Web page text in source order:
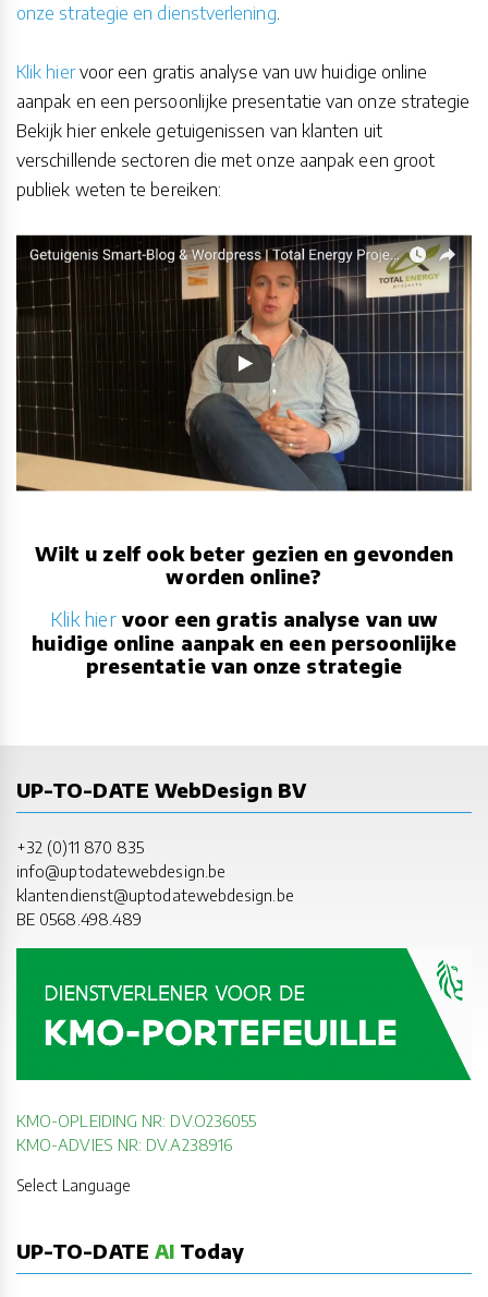
onze strategie en dienstverlening
Klik hiervoor een gratis analyse van uw huidige online
aanpak en een persoonlijke presentatie van onze strategie
Bekijk hier enkele getuigenissen van klanten uit
verschillende sectoren die met onze aanpak een groot
publiek weten te bereiken:
Wilt u zelf ook beter gezien en gevonden
worden online?
Klik hiervoor een gratis analyse van uw
huidige online aanpak en een persoonlijke
presentatie van onze strategie
UP-TO-DATE WebDesign BV
+32 (0)11 870 835
info@uptodatewebdesign.be
klantendienst@uptodatewebdesign.be
BE 0568.498.489
KMO-OPLEIDING NR: DV.O236055
KMO-ADVIES NR: DV.A238916
Select Language
UP-TO-DATE AI Today